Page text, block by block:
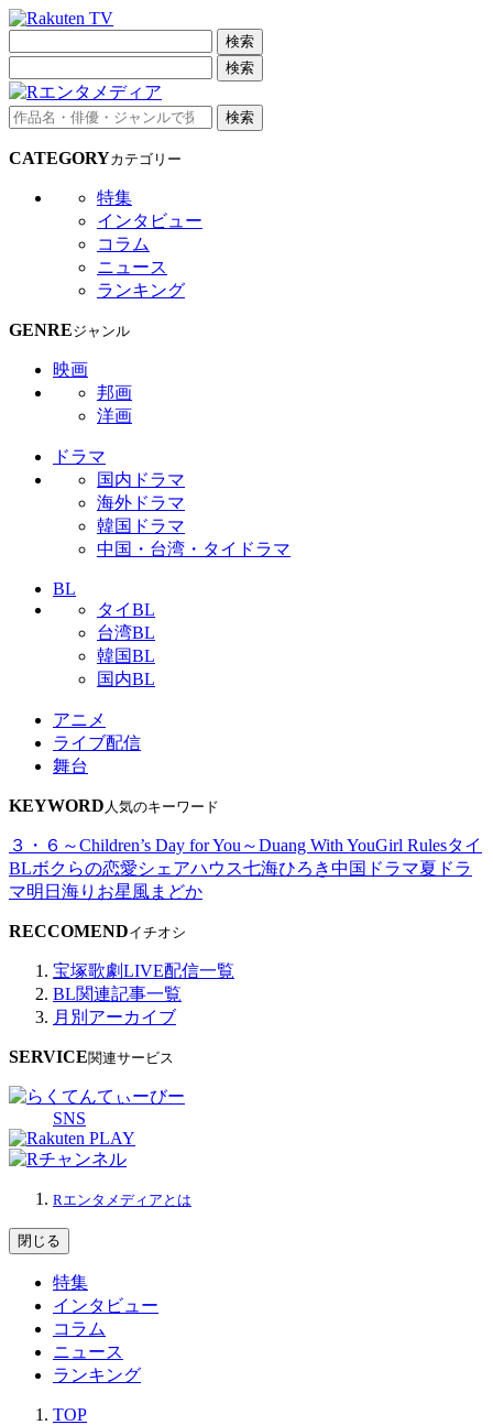
検索
検索
検索
CATEGORYカテゴリー
特集
インタビュー
コラム
ニュース
ランキング
GENREジャンル
映画
邦画
洋画
ドラマ
国内ドラマ
海外ドラマ
韓国ドラマ
中国・台湾・タイドラマ
BL
タイBL
台湾BL
韓国BL
国内BL
アニメ
ライブ配信
舞台
KEYWORD 人気のキーワード
３・６～Children’s Day for You～Duang With YouGirl Rulesタイ
BLボクらの恋愛シェアハウス七海ひろき中国ドラマ夏ドラ
マ明日海りお星風まどか
RECCOMENDイチオシ
宝塚歌劇LIVE配信一覧
BL関連記事一覧
月別アーカイブ
SERVICE関連サービス
SNS
Rエンタメディアとは
閉じる
特集
インタビュー
コラム
ニュース
ランキング
TOP